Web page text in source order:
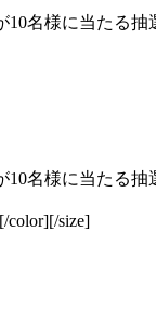
10名様に当たる抽
10名様に当たる抽
[/color][/size]